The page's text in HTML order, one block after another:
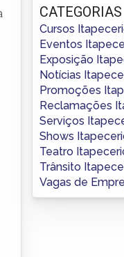
CATEGORIAS
Cursos
Eventos
Exposição
Notícias
Promoções
Reclamações
Serviços
Shows
Teatro
Trânsito
Vagas de